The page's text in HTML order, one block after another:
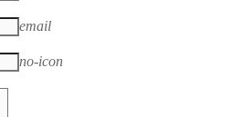
email
no-icon